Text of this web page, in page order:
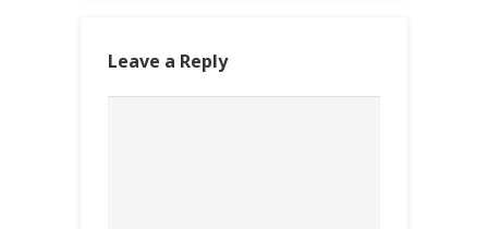
Leave a Reply